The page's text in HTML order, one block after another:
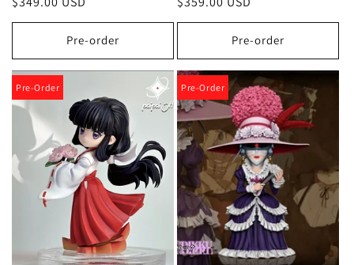
habitual
Pre-order
habitual
Pre-order
Pre-Order Pre-Order